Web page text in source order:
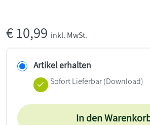
€10,99 inkl. MwSt.
Artikel erhalten
Sofort Lieferbar (Download)
In den